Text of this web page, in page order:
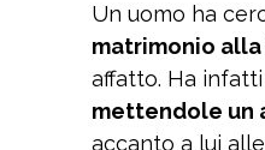
Un uomo ha
matrimonio
affatto. Ha
mettendole un
accanto a lui